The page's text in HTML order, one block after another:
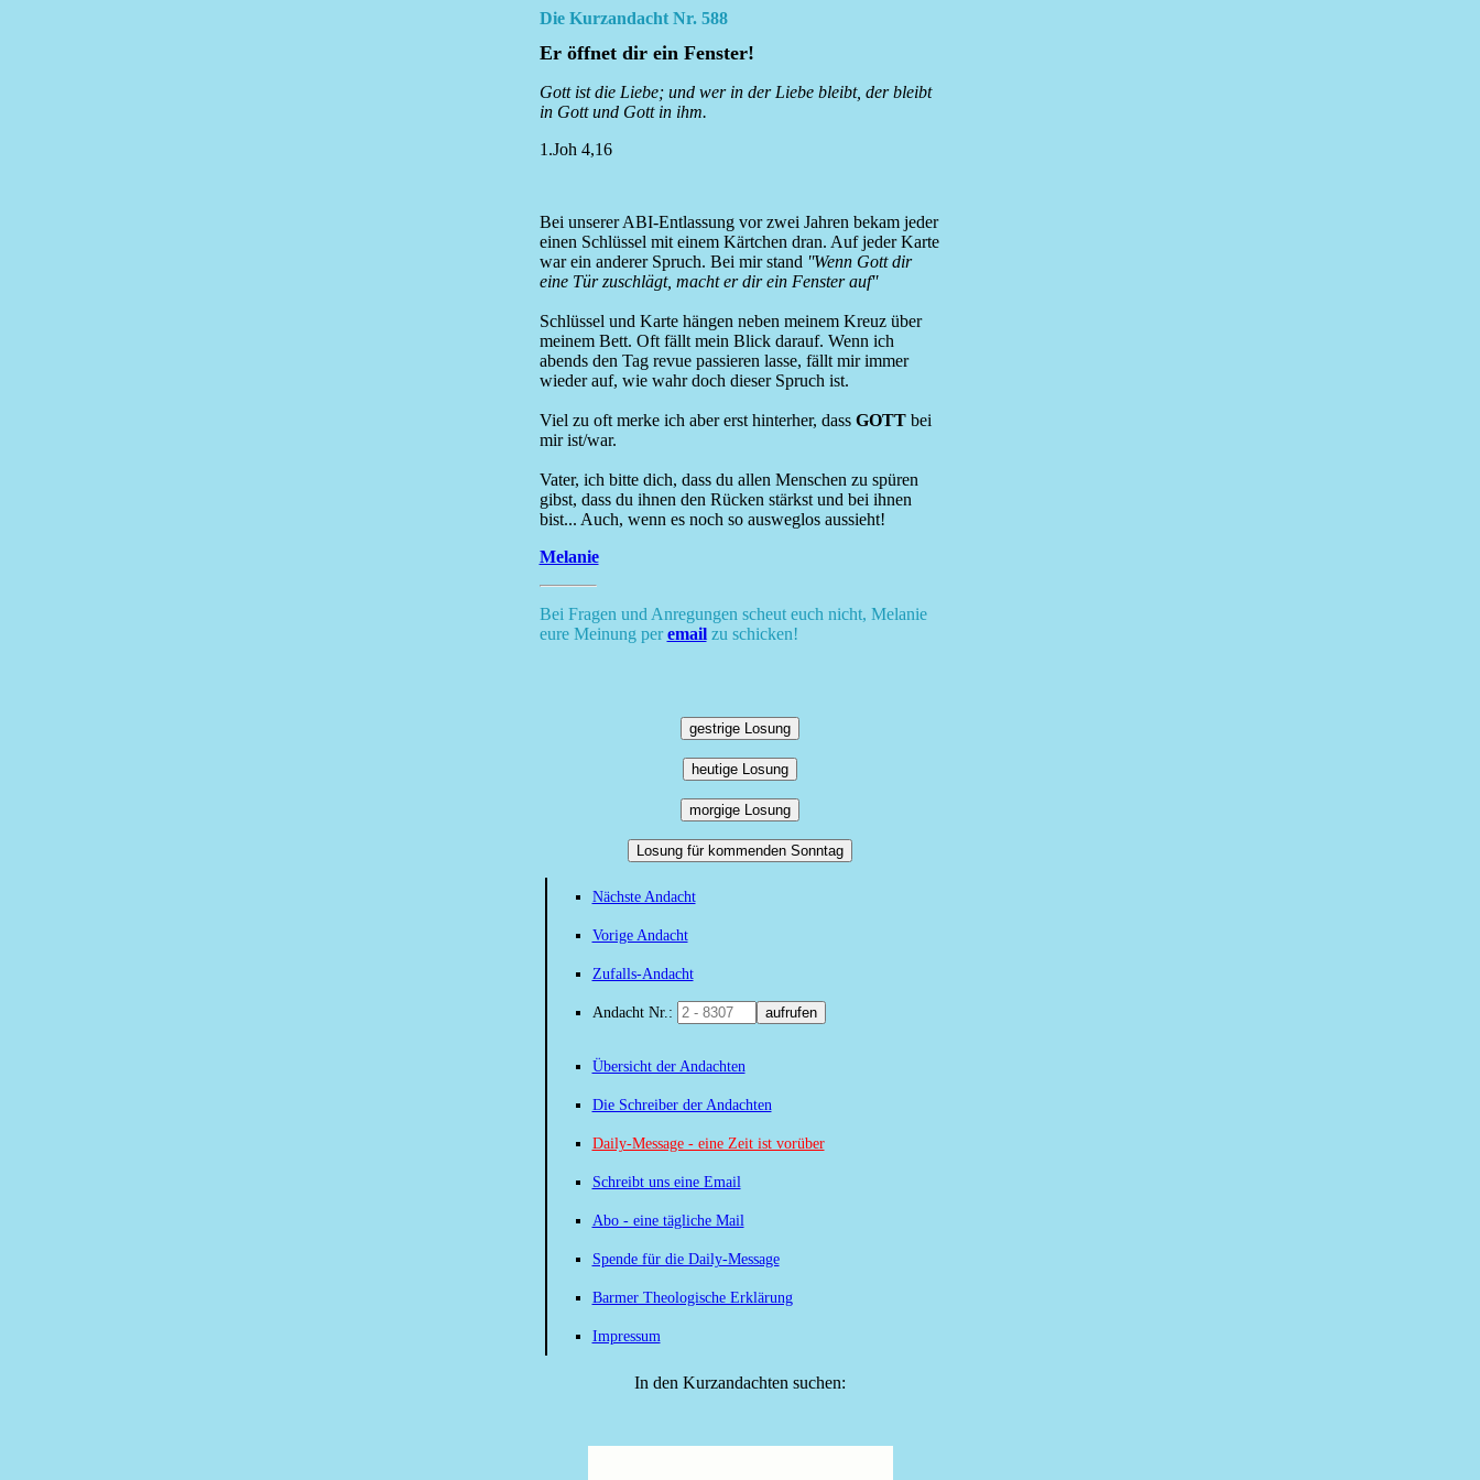
Die Kurzandacht Nr. 588
Er öffnet dir ein Fenster!
Gott ist die Liebe; und wer in der Liebe bleibt, der bleibt
in Gott und Gott in ihm.
1.Joh 4,16
Bei unserer ABI-Entlassung vor zwei Jahren bekam jeder
einen Schlüssel mit einem Kärtchen dran. Auf jeder Karte
war ein anderer Spruch. Bei mir stand ''Wenn Gott dir
eine Tür zuschlägt, macht er dir ein Fenster auf''
Schlüssel und Karte hängen neben meinem Kreuz über
meinem Bett. Oft fällt mein Blick darauf. Wenn ich
abends den Tag revue passieren lasse, fällt mir immer
wieder auf, wie wahr doch dieser Spruch ist.
Viel zu oft merke ich aber erst hinterher, dass GOTTbei
mir ist/war.
Vater, ich bitte dich, dass du allen Menschen zu spüren
gibst, dass du ihnen den Rücken stärkst und bei ihnen
bist... Auch, wenn es noch so ausweglos aussieht!
Melanie
Bei Fragen und Anregungen scheut euch nicht, Melanie
eure Meinung peremailzu schicken!
gestrige Losung
heutige Losung
morgige Losung
Losung für kommenden Sonntag
Nächste Andacht
Vorige Andacht
Zufalls-Andacht
Andacht Nr.: aufrufen
Übersicht der Andachten
Die Schreiber der Andachten
Daily-Message - eine Zeit ist vorüber
Schreibt uns eine Email
Abo - eine tägliche Mail
Spende für die Daily-Message
Barmer Theologische Erklärung
Impressum
In den Kurzandachten suchen: